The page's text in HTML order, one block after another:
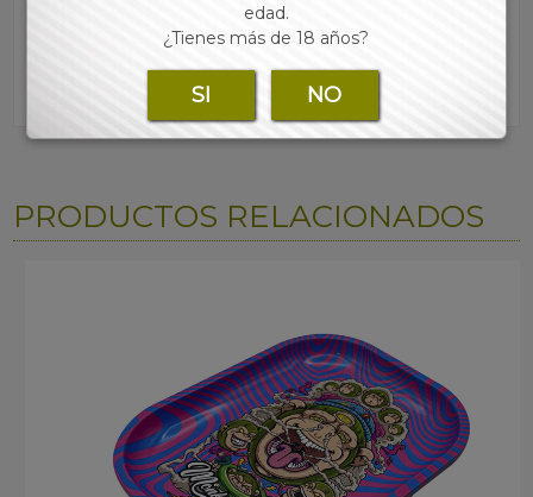
PRODUCTOS RELACIONADOS
edad.
¿Tienes más de 18 años?
SI NO